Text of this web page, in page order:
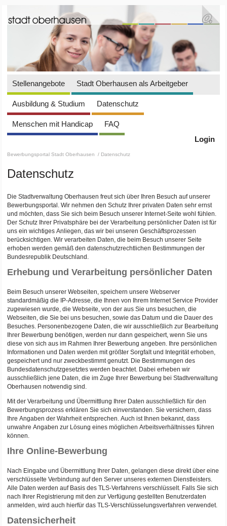
Stellenangebote Stadt Oberhausen als Arbeitgeber
Ausbildung & Studium Datenschutz
Menschen mit Handicap
FAQ
Login
Bewerbungsportal Stadt Oberhausen / Datenschutz
Datenschutz
Die Stadtverwaltung Oberhausen freut sich über Ihren Besuch auf unserer
Bewerbungsportal. Wir nehmen den Schutz Ihrer privaten Daten sehr ernst
und möchten, dass Sie sich beim Besuch unserer Internet-Seite wohl fühlen.
Der Schutz Ihrer Privatsphäre bei der Verarbeitung persönlicher Daten ist für
uns ein wichtiges Anliegen, das wir bei unseren Geschäftsprozessen
berücksichtigen. Wir verarbeiten Daten, die beim Besuch unserer Seite
erhoben werden gemäß den datenschutzrechtlichen Bestimmungen der
Bundesrepublik Deutschland.
Erhebung und Verarbeitung persönlicher Daten
Beim Besuch unserer Webseiten, speichern unsere Webserver
standardmäßig die IP-Adresse, die Ihnen von Ihrem Internet Service Provider
zugewiesen wurde, die Webseite, von der aus Sie uns besuchen, die
Webseiten, die Sie bei uns besuchen, sowie das Datum und die Dauer des
Besuches. Personenbezogene Daten, die wir ausschließlich zur Bearbeitung
Ihrer Bewerbung benötigen, werden nur dann gespeichert, wenn Sie uns
diese von sich aus im Rahmen Ihrer Bewerbung angeben. Ihre persönlichen
Informationen und Daten werden mit größter Sorgfalt und Integrität erhoben,
gespeichert und nur zweckbestimmt genutzt. Die Bestimmungen des
Bundesdatenschutzgesetztes werden beachtet. Dabei erheben wir
ausschließlich jene Daten, die im Zuge Ihrer Bewerbung bei Stadtverwaltung
Oberhausen notwendig sind.
Mit der Verarbeitung und Übermittlung Ihrer Daten ausschließlich für den
Bewerbungsprozess erklären Sie sich einverstanden. Sie versichern, dass
Ihre Angaben der Wahrheit entsprechen. Auch ist Ihnen bekannt, dass
unwahre Angaben zur Lösung eines möglichen Arbeitsverhältnisses führen
können.
Ihre Online-Bewerbung
Nach Eingabe und Übermittlung Ihrer Daten, gelangen diese direkt über eine
verschlüsselte Verbindung auf den Server unseres externen Dienstleisters.
Alle Daten werden auf Basis des TLS-Verfahrens verschlüsselt. Falls Sie sich
nach Ihrer Registrierung mit den zur Verfügung gestellten Benutzerdaten
anmelden, wird auch hierfür das TLS-Verschlüsselungsverfahren verwendet.
Datensicherheit